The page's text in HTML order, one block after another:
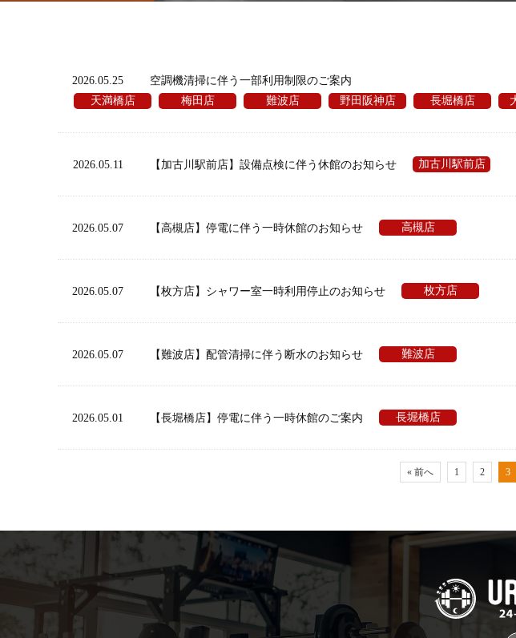
2026.05.25
空調機清掃に伴う一部利用制限のご案内
天満橋店
梅田店 難波店 野田阪神店 長堀橋店
2026.05.11 【加古川駅前店】設備点検に伴う休館のお知らせ 加古川駅前店
2026.05.07 【高槻店】停電に伴う一時休館のお知らせ 高槻店
2026.05.07 【枚方店】シャワー室一時利用停止のお知らせ 枚方店
2026.05.07 【難波店】配管清掃に伴う断水のお知らせ 難波店
2026.05.01 【長堀橋店】停電に伴う一時休館のご案内 長堀橋店
« 前へ 1 2 3